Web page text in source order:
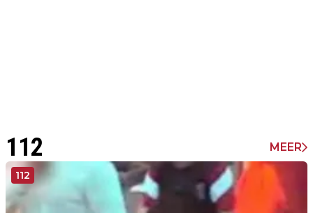
112 MEER
112